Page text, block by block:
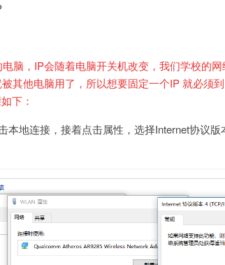
脑，IP会随着电脑开关机改变，我们学校的
其他电脑用了，所以想要固定一个IP 就必须
下：
本地连接，接着点击属性，选择Internet协议版